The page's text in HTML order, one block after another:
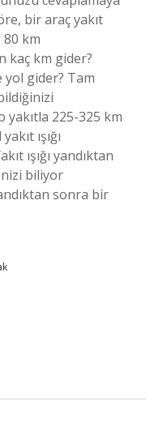
bir araç yakıt
80 km
kaç km gider?
yol gider? Tam
yakıtla 225-325 km
ışığı
ışığı yandıktan
biliyor
sonra bir